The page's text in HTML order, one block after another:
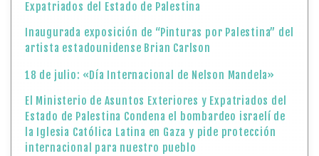
Expatriados del Estado de Palestina
Inaugurada exposición de “Pinturas por Palestina” del
artista estadounidense Brian Carlson
18 de julio: «Día Internacional de Nelson Mandela»
El Ministerio de Asuntos Exteriores y Expatriados del
Estado de Palestina Condena el bombardeo israelí de
la Iglesia Católica Latina en Gaza y pide protección
internacional para nuestro pueblo